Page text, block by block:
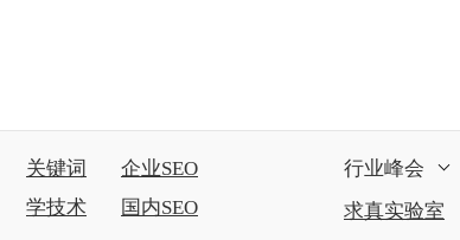
关键词
企业SEO
学技术 国内SEO
行业峰会
求真实验室